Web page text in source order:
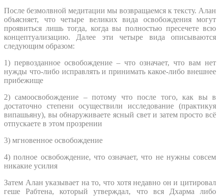
После безмолвной медитации мы возвращаемся к тексту. Алан
объясняет, что четыре великих вида освобождения могут
проявиться лишь тогда, когда вы полностью пресечете всю
концептуализацию. Далее эти четыре вида описываются
следующим образом:
1) первозданное освобождение – что означает, что вам нет
нужды что-либо исправлять и принимать какое-либо внешнее
прибежище
2) самоосвобождение – потому что после того, как вы в
достаточно степени осуществили исследование (практикуя
випашьяну), вы обнаруживаете ясный свет и затем просто всё
отпускаете в этом прозрении
3) мгновенное освобождение
4) полное освобождение, что означает, что не нужны совсем
никакие усилия
Затем Алан указывает на то, что хотя недавно он и цитировал
геше Рабтена, который утверждал, что вся Дхарма либо